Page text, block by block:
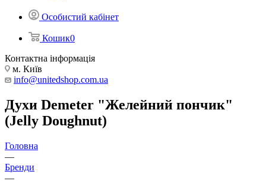
Особистий кабінет
Кошик0
Контактна інформація
м. Київ
info@unitedshop.com.ua
Духи Demeter "Желейний пончик"
(Jelly Doughnut)
Головна
—
Бренди
—